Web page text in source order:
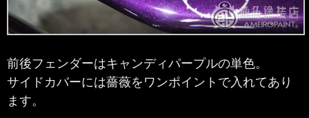
前後フェンダーはキャンディパープルの単色。
サイドカバーには薔薇をワンポイントで入れてあり
ます。